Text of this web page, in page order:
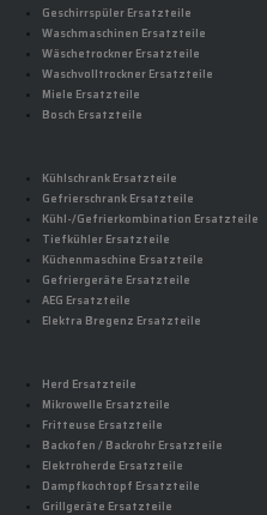
Geschirrspüler Ersatzteile
Waschmaschinen Ersatzteile
Wäschetrockner Ersatzteile
Waschvolltrockner Ersatzteile
Miele Ersatzteile
Bosch Ersatzteile
Kühlschrank Ersatzteile
Gefrierschrank Ersatzteile
Kühl-/Gefrierkombination Ersatzteile
Tiefkühler Ersatzteile
Küchenmaschine Ersatzteile
Gefriergeräte Ersatzteile
AEG Ersatzteile
Elektra Bregenz Ersatzteile
Herd Ersatzteile
Mikrowelle Ersatzteile
Fritteuse Ersatzteile
Backofen / Backrohr Ersatzteile
Elektroherde Ersatzteile
Dampfkochtopf Ersatzteile
Grillgeräte Ersatzteile